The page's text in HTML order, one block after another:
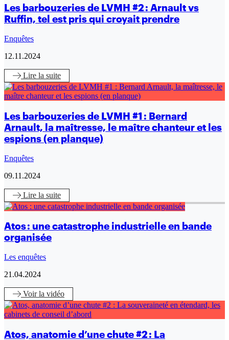
Les barbouzeries de LVMH #2 : Arnault vs
Ruffin, tel est pris qui croyait prendre
Enquêtes
12.11.2024
Lire la suite
Les barbouzeries de LVMH #1 : Bernard
Arnault, la maîtresse, le maître chanteur et les
espions (en planque)
Enquêtes
09.11.2024
Lire la suite
Atos : une catastrophe industrielle en bande
organisée
Les enquêtes
21.04.2024
Voirla vidéo
Atos, anatomie d’une chute #2 : La